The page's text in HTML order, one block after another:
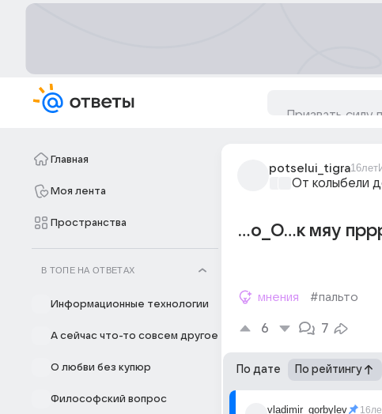
Главная
Моя лента
Пространства
В ТОПЕ НА ОТВЕТАХ
Информационные технологии
А сейчас что-то совсем другое
О любви без купюр
Философский вопрос
potselui_tigra16лет
От колыбели
...о_О...к мяу
мнения #пальто
6 7
По дате По рейтингу
vladimir_gorbylev